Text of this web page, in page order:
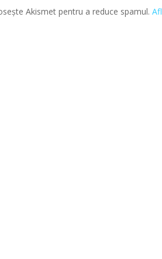
Akismet pentru a reduce spamul.